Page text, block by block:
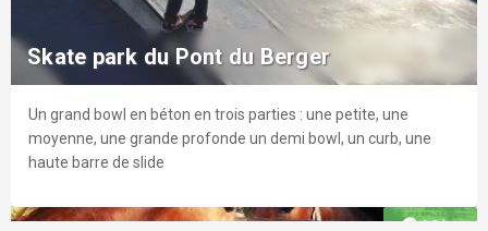
Skate park du Pont du Berger
Un grand bowl en béton en trois parties : une petite, une
moyenne, une grande profonde un demi bowl, un curb, une
haute barre de slide
explore1.3 km